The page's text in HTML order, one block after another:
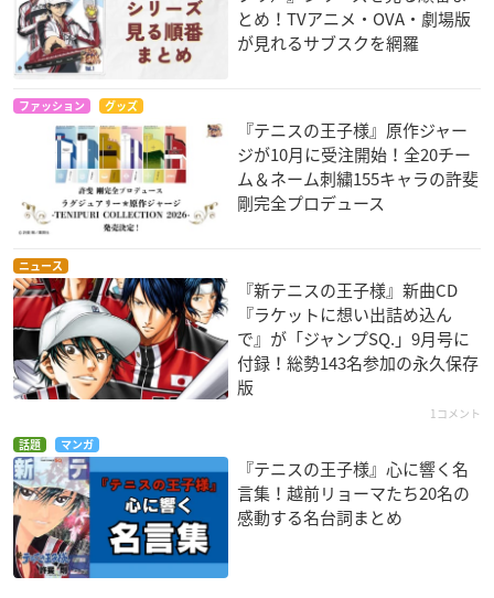
とめ！TVアニメ・OVA・劇場版
が見れるサブスクを網羅
ファッション グッズ
『テニスの王子様』原作ジャー
ジが10月に受注開始！全20チー
ム＆ネーム刺繍155キャラの許斐
剛完全プロデュース
ニュース
『新テニスの王子様』新曲CD
『ラケットに想い出詰め込ん
で』が「ジャンプSQ.」9月号に
付録！総勢143名参加の永久保存
版
1コメント
話題 マンガ
『テニスの王子様』心に響く名
言集！越前リョーマたち20名の
感動する名台詞まとめ